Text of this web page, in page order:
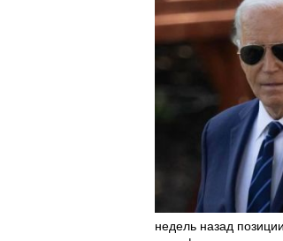
недель назад